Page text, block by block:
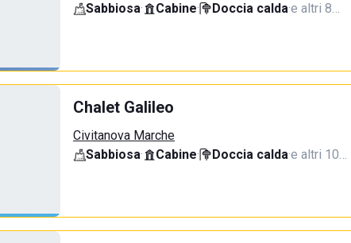
Sabbiosa· Cabine· Doccia calda·e altri 8…
Chalet Galileo
Civitanova Marche
Sabbiosa· Cabine· Doccia calda·e altri 10…